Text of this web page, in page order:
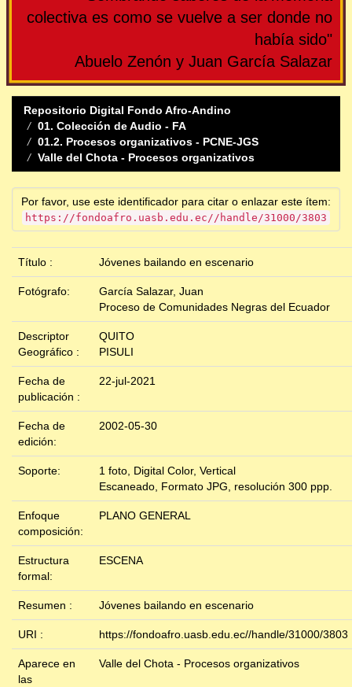
colectiva es como se vuelve a ser donde no
había sido"
Abuelo Zenón y Juan García Salazar
Repositorio Digital Fondo Afro-Andino
01. Colección de Audio - FA
01.2. Procesos organizativos - PCNE-JGS
Valle del Chota - Procesos organizativos
Por favor, use este identificador para citar o enlazar este ítem:
https://fondoafro.uasb.edu.ec//handle/31000/3803
Título : Jóvenes bailando en escenario
Fotógrafo:
García Salazar, Juan
Proceso de Comunidades Negras del Ecuador
Descriptor
Geográfico :
QUITO
PISULI
Fecha de
publicación :
22-jul-2021
Fecha de
edición:
2002-05-30
Soporte:
1 foto, Digital Color, Vertical
Escaneado, Formato JPG, resolución 300 ppp.
Enfoque
composición:
PLANO GENERAL
Estructura
formal:
ESCENA
Resumen : Jóvenes bailando en escenario
URI : https://fondoafro.uasb.edu.ec//handle/31000/3803
Aparece en
las
Valle del Chota - Procesos organizativos